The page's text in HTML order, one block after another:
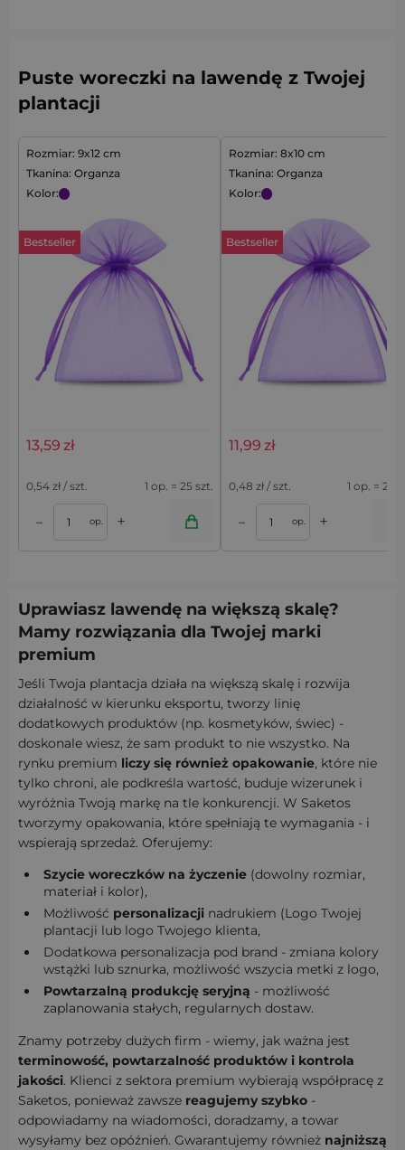
Puste woreczki na lawendę z Twojej
plantacji
Rozmiar: 9x12 cm
Tkanina: Organza
Kolor:
Bestseller
organzy 9 x 12 cm na lawendę
13,59 zł
0,54 zł / szt. 1 op. = 25 szt.
– op. +
Rozmiar: 8x10 cm
Tkanina: Organza
Kolor:
Bestseller
organzy 8 x 10 cm na susz
11,99 zł
0,48 zł / szt. 1 op. = 25
– op. +
Uprawiasz lawendę na większą skalę?
Mamy rozwiązania dla Twojej marki
premium
Jeśli Twoja plantacja działa na większą skalę i rozwija
działalność w kierunku eksportu, tworzy linię
dodatkowych produktów (np. kosmetyków, świec) -
doskonale wiesz, że sam produkt to nie wszystko. Na
rynku premium liczy się również opakowanie, które nie
tylko chroni, ale podkreśla wartość, buduje wizerunek i
wyróżnia Twoją markę na tle konkurencji. W Saketos
tworzymy opakowania, które spełniają te wymagania - i
wspierają sprzedaż. Oferujemy:
Szycie woreczków na życzenie(dowolny rozmiar,
materiał i kolor),
Możliwość personalizacjinadrukiem (Logo Twojej
plantacji lub logo Twojego klienta,
Dodatkowa personalizacja pod brand - zmiana kolory
wstążki lub sznurka, możliwość wszycia metki z logo,
Powtarzalną produkcję seryjną - możliwość
zaplanowania stałych, regularnych dostaw.
Znamy potrzeby dużych firm - wiemy, jak ważna jest
terminowość, powtarzalność produktów i kontrola
jakości. Klienci z sektora premium wybierają współpracę z
Saketos, ponieważ zawsze reagujemy szybko -
odpowiadamy na wiadomości, doradzamy, a towar
wysyłamy bez opóźnień. Gwarantujemy również najniższą